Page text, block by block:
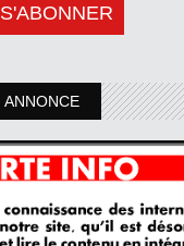
S'ABONNER
ANNONCE